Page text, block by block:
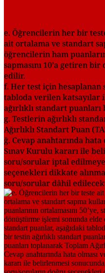
e. Öğrencilerin her bir
ait ortalama ve standart
öğrencilerin ham
sapmasını 10’a getiren
edilir.
f. Her test için hesaplanan
tabloda verilen
ağırlıklı standart puanları
g. Testlerin ağırlıklı
Ağırlıklı Standart Puan
ğ. Cevap anahtarında
Sınav Kurulu kararı ile
soru/sorular iptal
seçenekleri dikkate
soru/sorular dâhil